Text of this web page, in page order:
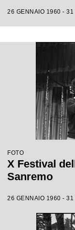
26 GENNAIO 1960 -
FOTO
X Festival
Sanremo
26 GENNAIO 1960 -